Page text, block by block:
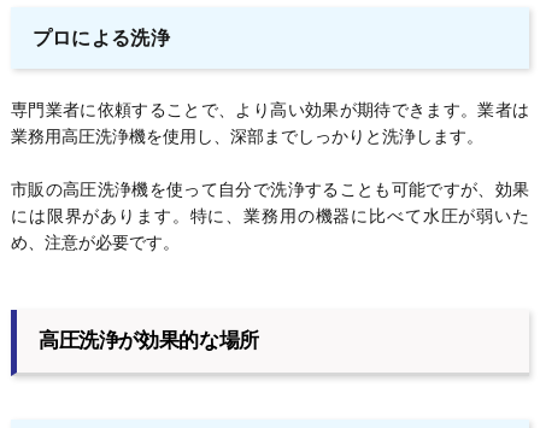
プロによる洗浄
専門業者に依頼することで、より高い効果が期待できます。業者は
業務用高圧洗浄機を使用し、深部までしっかりと洗浄します。
市販の高圧洗浄機を使って自分で洗浄することも可能ですが、効果
には限界があります。特に、業務用の機器に比べて水圧が弱いた
め、注意が必要です。
高圧洗浄が効果的な場所